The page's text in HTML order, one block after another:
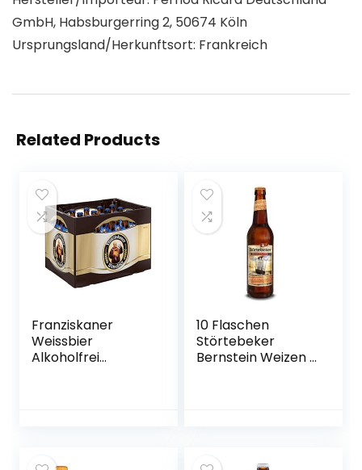
GmbH, Habsburgerring 2, 50674 Köln
Ursprungsland/Herkunftsort: Frankreich
Related Products
Franziskaner
Weissbier
Alkoholfrei
10 Flaschen
Störtebeker
Bernstein Weizen a